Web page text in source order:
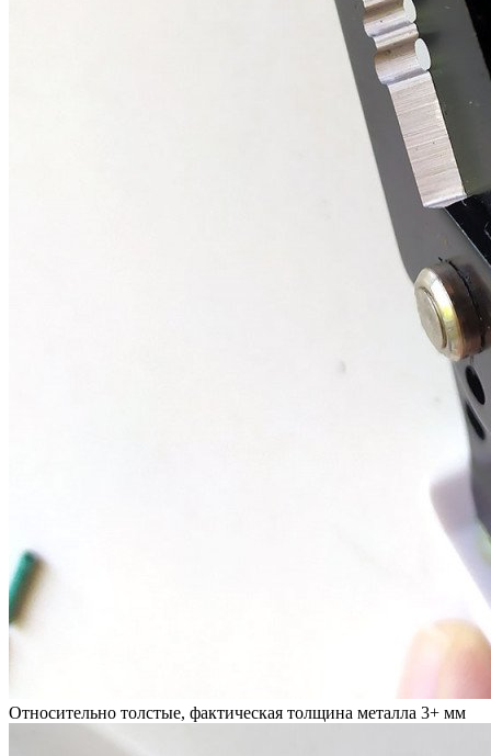
Относительно толстые, фактическая толщина металла 3+ мм